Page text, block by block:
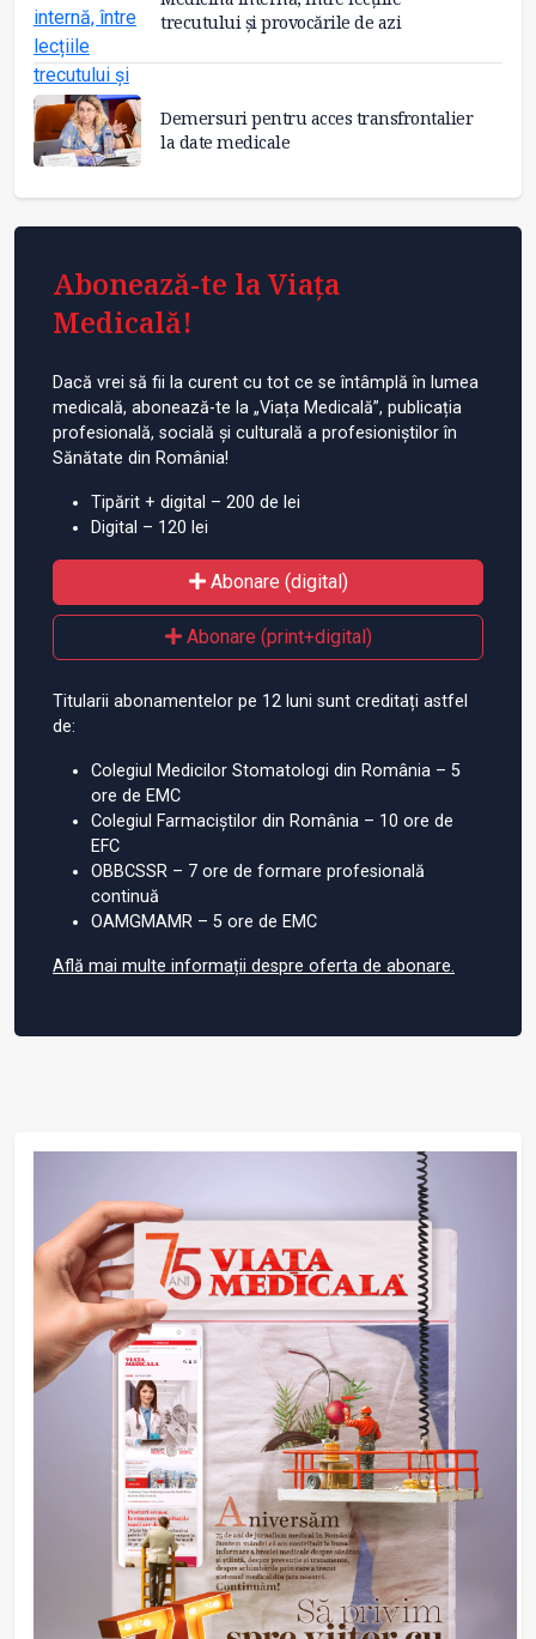
trecutului și provocările de azi
Demersuri pentru acces transfrontalier
la date medicale
Abonează-te la Viața
Medicală!
Dacă vrei să fii la curent cu tot ce se întâmplă în lumea
medicală, abonează-te la „Viața Medicală”, publicația
profesională, socială și culturală a profesioniștilor în
Sănătate din România!
Tipărit + digital – 200 de lei
Digital – 120 lei
Abonare (digital)
Abonare (print+digital)
Titularii abonamentelor pe 12 luni sunt creditați astfel
de:
Colegiul Medicilor Stomatologi din România – 5
ore de EMC
Colegiul Farmaciștilor din România – 10 ore de
EFC
OBBCSSR – 7 ore de formare profesională
continuă
OAMGMAMR – 5 ore de EMC
Află mai multe informații despre oferta de abonare.